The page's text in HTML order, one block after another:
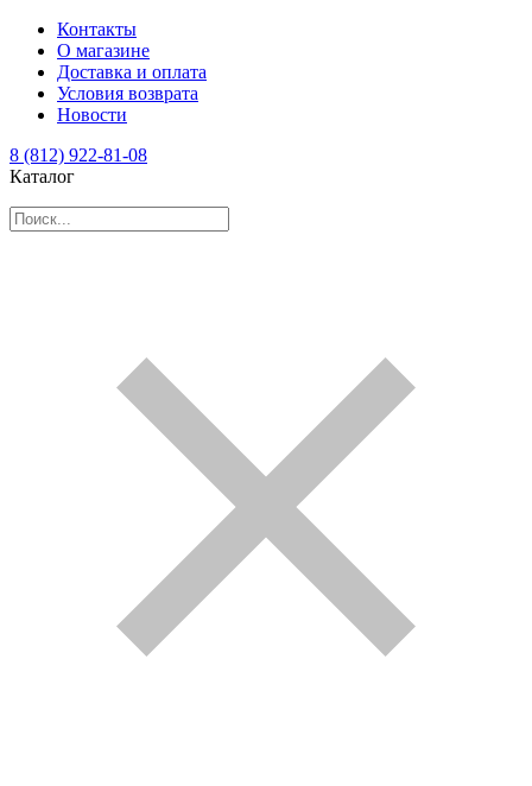
Контакты
О магазине
Доставка и оплата
Условия возврата
Новости
8 (812) 922-81-08
Каталог